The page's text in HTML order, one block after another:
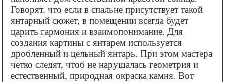
Говорят, что если в спальне присутствует такой
янтарный сюжет, в помещении всегда будет
царить гармония и взаимопонимание. Для
создания картины с янтарем используется
дробленный и цельный янтарь. При этом мастера
четко следят, чтоб не нарушалась геометрия и
естественный, природная окраска камня. Вот